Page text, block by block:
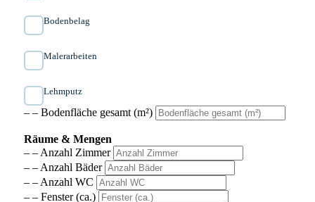
Bodenbelag
Malerarbeiten
Lehmputz
– – Bodenfläche gesamt (m²)
Räume & Mengen
– – Anzahl Zimmer
– – Anzahl Bäder
– – Anzahl WC
– – Fenster (ca.)